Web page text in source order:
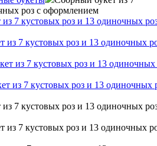
роз с оформлением